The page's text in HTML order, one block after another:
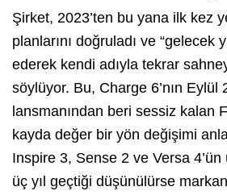
Şirket, 2023’ten bu yana ilk kez
planlarını doğruladı ve “gelecek
ederek kendi adıyla tekrar
söylüyor. Bu, Charge 6’nın Eylül
lansmanından beri sessiz kalan
kayda değer bir yön değişimi
Inspire 3, Sense 2 ve Versa
üç yıl geçtiği düşünülürse